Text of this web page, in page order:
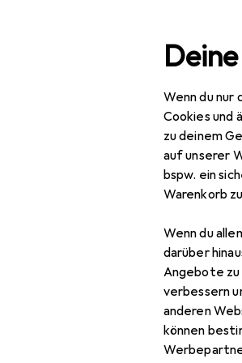
Wenn du
Cookies und
zu deinem
auf unserer
bspw. ein
Warenkorb
Wenn du
darüber
Angebote
verbessern
anderen
können
Navigation nach Kategorien